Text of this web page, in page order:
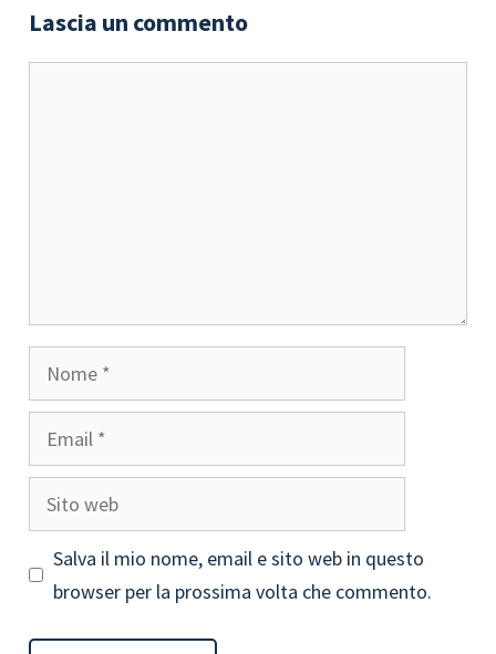
Lascia un commento
Nome
Email
Sito
web
Salva il mio nome, email e sito web in questo
browser per la prossima volta che commento.